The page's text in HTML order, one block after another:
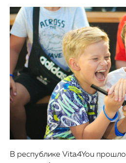
В республике Vita4You